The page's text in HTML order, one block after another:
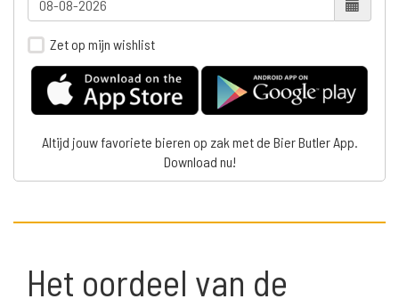
Zet op mijn wishlist
Altijd jouw favoriete bieren op zak met de Bier Butler App.
Download nu!
Het oordeel van de